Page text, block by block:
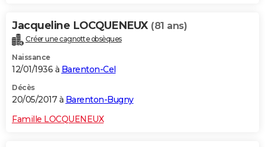
Jacqueline LOCQUENEUX (81 ans)
Créer une cagnotte obsèques
Naissance
12/01/1936 à Barenton-Cel
Décès
20/05/2017 à Barenton-Bugny
Famille LOCQUENEUX